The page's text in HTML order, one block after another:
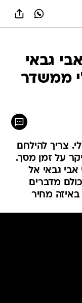
גבאי
ממשדר
צריך להילחם
על זמן מסך.
אבי גבאי אל
מדברים
מחיר